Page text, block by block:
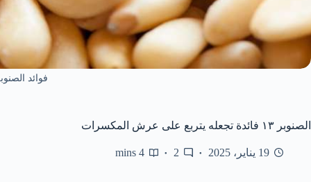
فوائد
الصنوبر ١٣ فائدة تجعله يتربع على عرش المكسرات
19 يناير، 2025 2
4 mins